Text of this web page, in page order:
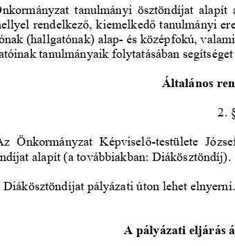
tanulmányi ösztöndíjat
rendelkező , kiemelkedő tanulmányi
(hallgatónak) alap- és középfokú,
tanulmányaik folytatásában segítséget
Általános
2.
Önkormányzat  Képviselő-testülete
alapít (a továbbiakban: Diákösztöndíj).
pályázati úton lehet elnyerni.
A pályázati eljárás